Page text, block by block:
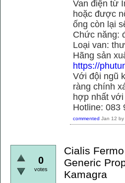
Van điện từ
hoặc được
ống còn lại
Chức năng:
Loại van:
Hãng sản
https://
Với đội ngũ
ràng chính
hợp nhất với
Hotline: 083
commented Jan 12 by
0
votes
Cialis
Generic
Kamagra